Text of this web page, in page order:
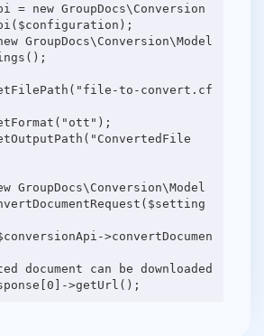
= new GroupDocs\Conversion
GroupDocs\Conversion\Model
to-convert.cf
GroupDocs\Conversion\Model
>convertDocumen
document can be downloaded